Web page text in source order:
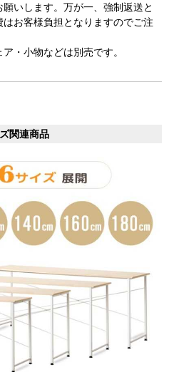
いします。万が一、強制返送と
お客様負担となりますのでご注
・小物などは別売です。
関連商品